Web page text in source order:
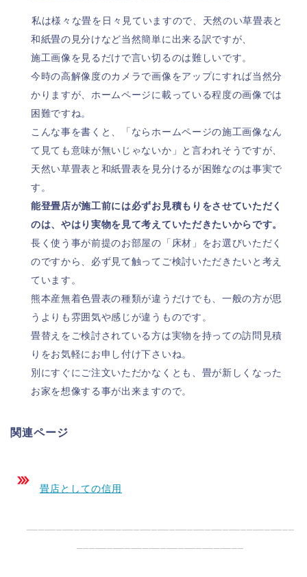
私は様々な畳を日々見ていますので、天然のい草畳表と
和紙畳の見分けなど当然簡単に出来る訳ですが、
施工画像を見るだけで言い切るのは難しいです。
今時の高解像度のカメラで画像をアップにすれば当然分
かりますが、ホームページに載っている程度の画像では
困難ですね。
こんな事を書くと、「ならホームページの施工画像なん
て見ても意味が無いじゃないか」と言われそうですが、
天然い草畳表と和紙畳表を見分けるが困難なのは事実で
す。
能登畳店が施工前には必ずお見積もりをさせていただく
のは、やはり実物を見て考えていただきたいからです。
長く使う事が前提のお部屋の「床材」をお選びいただく
のですから、必ず見て触ってご検討いただきたいと考え
ています。
熊本産無着色畳表の種類が違うだけでも、一般の方が思
うよりも雰囲気や感じが違うものです。
畳替えをご検討されている方は実物を持っての訪問見積
りをお気軽にお申し付け下さいね。
別にすぐにご注文いただかなくとも、畳が新しくなった
お家を想像する事が出来ますので。
関連ページ
畳店としての信用